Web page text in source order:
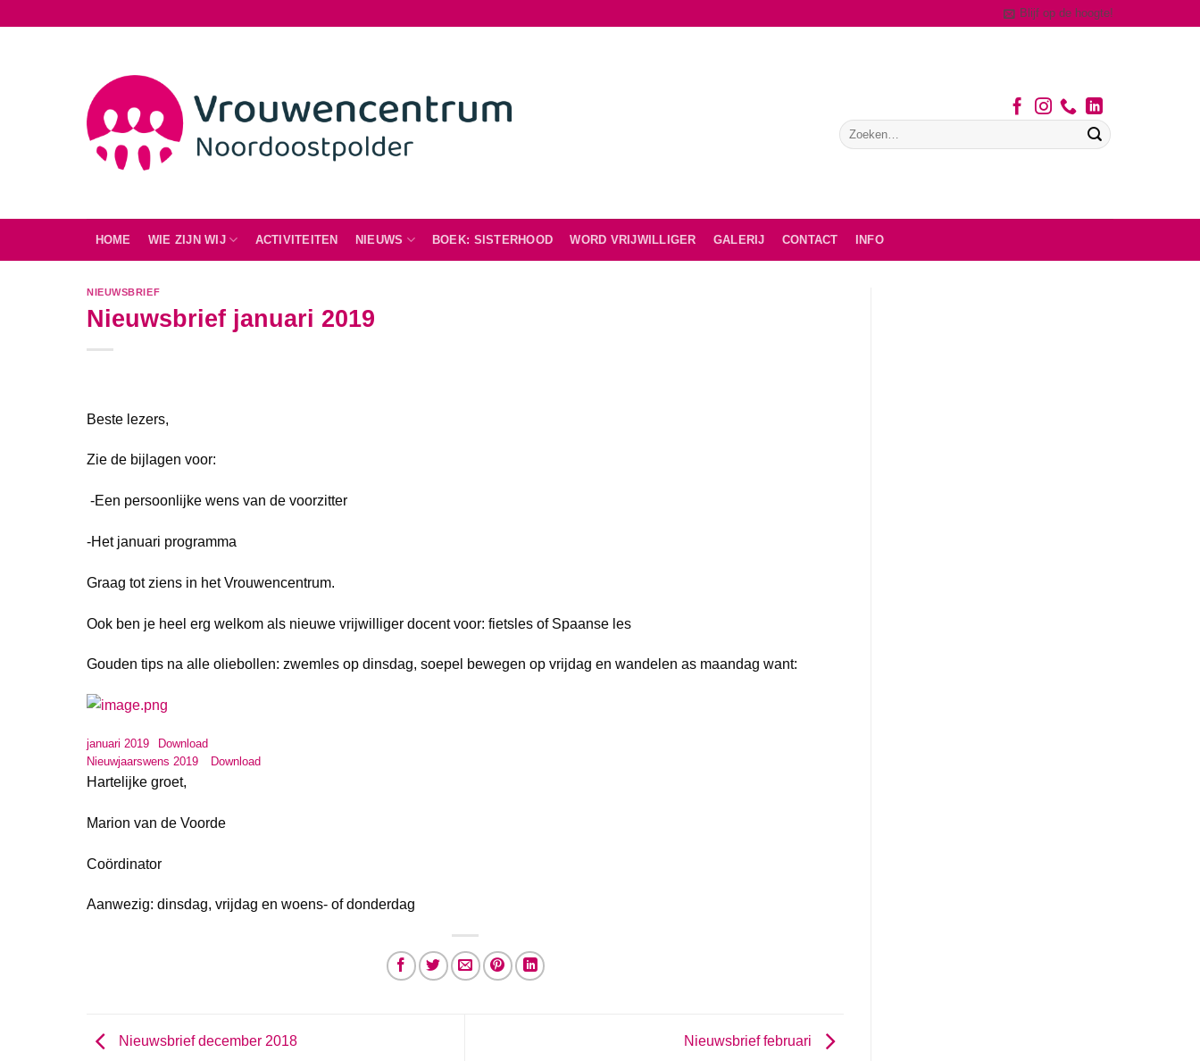
Blijf op de hoogte!
HOME WIE ZIJN WIJ ACTIVITEITEN NIEUWS BOEK: SISTERHOOD WORD VRIJWILLIGER GALERIJ CONTACT INFO
NIEUWSBRIEF
Nieuwsbrief januari 2019
Beste lezers,
Zie de bijlagen voor:
-Een persoonlijke wens van de voorzitter
-Het januari programma
Graag tot ziens in het Vrouwencentrum.
Ook ben je heel erg welkom als nieuwe vrijwilliger docent voor: fietsles of Spaanse les
Gouden tips na alle oliebollen: zwemles op dinsdag, soepel bewegen op vrijdag en wandelen as maandag want:
januari 2019
Download
Nieuwjaarswens 2019
Download
Hartelijke groet,
Marion van de Voorde
Coördinator
Aanwezig: dinsdag, vrijdag en woens- of donderdag
Nieuwsbrief december 2018 Nieuwsbrief februari